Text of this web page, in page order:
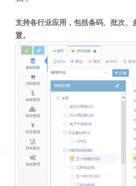
支持各行业应用，包括条码、批次
置。